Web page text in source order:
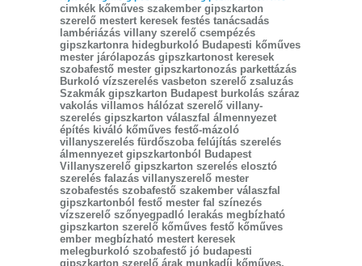
cimkék kőműves szakember gipszkarton
szerelő mestert keresek festés tanácsadás
lambériázás villany szerelő csempézés
gipszkartonra hidegburkoló Budapesti kőműves
mester járólapozás gipszkartonost keresek
szobafestő mester gipszkartonozás parkettázás
Burkoló vízszerelés vasbeton szerelő zsaluzás
Szakmák gipszkarton Budapest burkolás száraz
vakolás villamos hálózat szerelő villany-
szerelés gipszkarton válaszfal álmennyezet
építés kiváló kőműves festő-mázoló
villanyszerelés fürdőszoba felújítás szerelés
álmennyezet gipszkartonból Budapest
Villanyszerelő gipszkarton szerelés elosztó
szerelés falazás villanyszerelő mester
szobafestés szobafestő szakember válaszfal
gipszkartonból festő mester fal színezés
vízszerelő szőnyegpadló lerakás megbízható
gipszkarton szerelő kőműves festő kőműves
ember megbízható mestert keresek
melegburkoló szobafestő jó budapesti
gipszkarton szerelő árak munkadíj kőműves.